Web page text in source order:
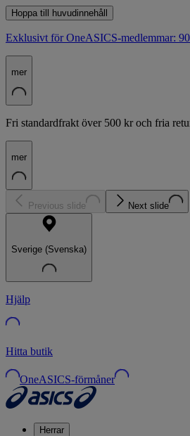
Hoppa till huvudinnehåll
Exklusivt för OneASICS-medlemmar:
mer
Fri standardfrakt över 500 kr och fria
mer
Previous slide Next slide
Sverige (Svenska)
Hjälp
Hitta butik
OneASICS-förmåner
Herrar